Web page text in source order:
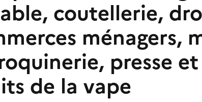
coutellerie,
ménagers,
presse
de la vape